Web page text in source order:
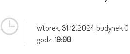
Wtorek, 31.12.2024, budynek C
godz.19:00